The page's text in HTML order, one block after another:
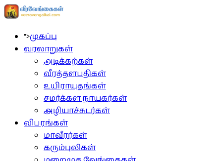
">முகப்பு
வரலாறுகள்
அடிக்கற்கள்
வீரத்தளபதிகள்
உயிராயுதங்கள்
சமர்க்கள நாயகர்கள்
அழியாச்சுடர்கள்
விபரங்கள்
மாவீரர்கள்
கரும்புலிகள்